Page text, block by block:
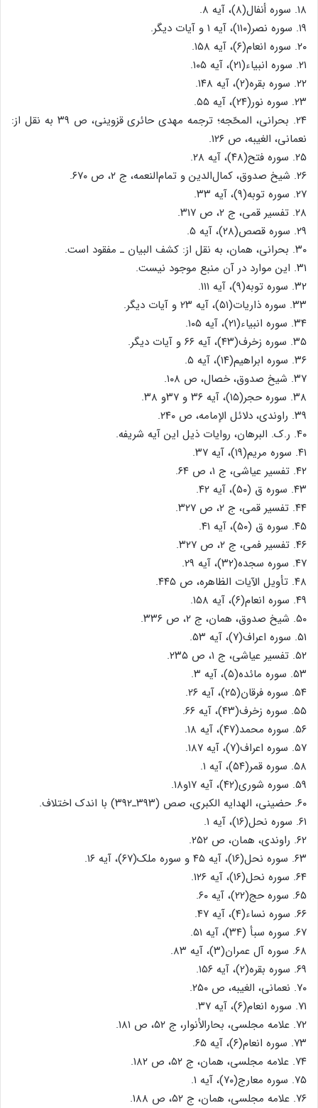
۱۸. سوره أنفال(۸)، آیه ۸.
۱۹. سوره نصر(۱۱۰)، آیه ۱ و آیات دیگر.
۲۰. سوره انعام(۶)، آیه ۱۵۸.
۲۱. سوره انبیاء(۲۱)، آیه ۱۰۵.
۲۲. سوره بقره(۲)، آیه ۱۴۸.
۲۳. سوره نور(۲۴)، آیه ۵۵.
۲۴. بحرانی، المحّجه؛ ترجمه مهدی حائری قزوینی، ص ۳۹ به نقل از:
نعمانی، الغیبه، ص ۱۲۶.
۲۵. سوره فتح(۴۸)، آیه ۲۸.
۲۶. شیخ صدوق، کمال‌الدین و تمام‌النعمه، ج ۲، ص ۶۷۰.
۲۷. سوره توبه(۹)، آیه ۳۳.
۲۸. تفسیر قمی، ج ۲، ص ۳۱۷.
۲۹. سوره قصص(۲۸)، آیه ۵.
۳۰. بحرانی، همان، به نقل از: کشف البیان ـ مفقود است.
۳۱. این موارد در آن منبع موجود نیست.
۳۲. سوره توبه(۹)، آیه ۱۱۱.
۳۳. سوره ذاریات(۵۱)، آیه ۲۳ و آیات دیگر.
۳۴. سوره انبیاء(۲۱)، آیه ۱۰۵.
۳۵. سوره زخرف(۴۳)، آیه ۶۶ و آیات دیگر.
۳۶. سوره ابراهیم(۱۴)، آیه ۵.
۳۷. شیخ صدوق، خصال، ص ۱۰۸.
۳۸. سوره حجر(۱۵)، آیه ۳۶ و ۳۷و ۳۸.
۳۹. راوندی، دلائل الإمامه، ص ۲۴۰.
۴۰. ر.ک. البرهان، روایات ذیل این آیه شریفه.
۴۱. سوره مریم(۱۹)، آیه ۳۷.
۴۲. تفسیر عیاشی، ج ۱، ص ۶۴.
۴۳. سوره ق (۵۰)، آیه ۴۲.
۴۴. تفسیر قمی، ج ۲، ص ۳۲۷.
۴۵. سوره ق (۵۰)، آیه ۴۱.
۴۶. تفسیر فمی، ج ۲، ص ۳۲۷.
۴۷. سوره سجده(۳۲)، آیه ۲۹.
۴۸. تأویل الآیات الظاهره، ص ۴۴۵.
۴۹. سوره انعام(۶)، آیه ۱۵۸.
۵۰. شیخ صدوق، همان، ج ۲، ص ۳۳۶.
۵۱. سوره اعراف(۷)، آیه ۵۳.
۵۲. تفسیر عیاشی، ج ۱، ص ۲۳۵.
۵۳. سوره مائده(۵)، آیه ۳.
۵۴. سوره فرقان(۲۵)، آیه ۲۶.
۵۵. سوره زخرف(۴۳)، آیه ۶۶.
۵۶. سوره محمد(۴۷)، آیه ۱۸.
۵۷. سوره اعراف(۷)، آیه ۱۸۷.
۵۸. سوره قمر(۵۴)، آیه ۱.
۵۹. سوره شوری(۴۲)، آیه ۱۷و۱۸.
۶۰. حضینی، الهدایه الکبری، صص (۳۹۳ـ۳۹۲) با اندک اختلاف.
۶۱. سوره نحل(۱۶)، آیه ۱.
۶۲. راوندی، همان، ص ۲۵۲.
۶۳. سوره نحل(۱۶)، آیه ۴۵ و سوره ملک(۶۷)، آیه ۱۶.
۶۴. سوره نحل(۱۶)، آیه ۱۲۶.
۶۵. سوره حج(۲۲)، آیه ۶۰.
۶۶. سوره نساء(۴)، آیه ۴۷.
۶۷. سوره سبأ (۳۴)، آیه ۵۱.
۶۸. سوره آل عمران(۳)، آیه ۸۳.
۶۹. سوره بقره(۲)، آیه ۱۵۶.
۷۰. نعمانی، الغیبه، ص ۲۵۰.
۷۱. سوره انعام(۶)، آیه ۳۷.
۷۲. علامه مجلسی، بحارالأنوار، ج ۵۲، ص ۱۸۱.
۷۳. سوره انعام(۶)، آیه ۶۵.
۷۴. علامه مجلسی، همان، ج ۵۲، ص ۱۸۲.
۷۵. سوره معارج(۷۰)، آیه ۱.
۷۶. علامه مجلسی، همان، ج ۵۲، ص ۱۸۸.